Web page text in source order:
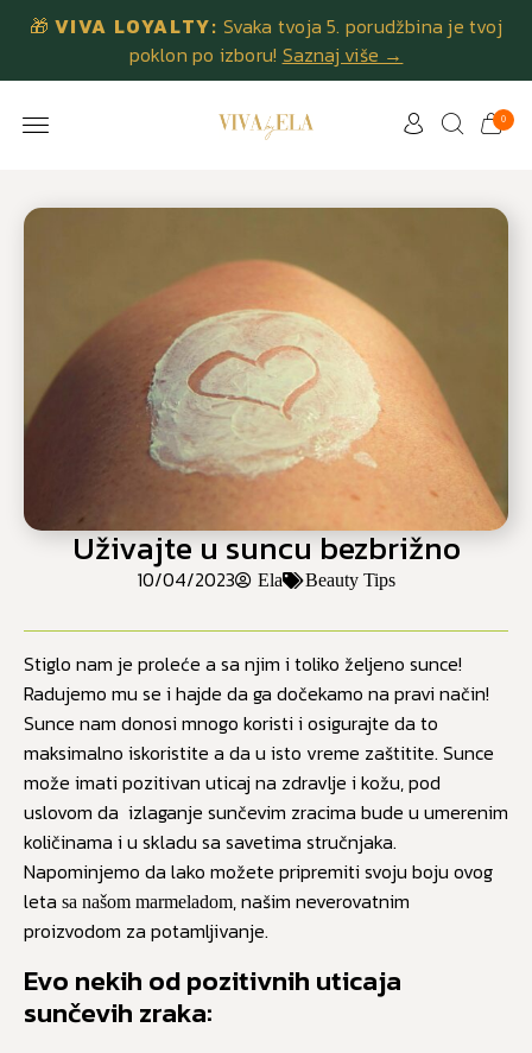
🎁 VIVA LOYALTY: Svaka tvoja 5. porudžbina je tvoj
poklon po izboru! Saznaj više →
0
Uživajte u suncu bezbrižno
10/04/2023 Ela Beauty Tips
Stiglo nam je proleće a sa njim i toliko željeno sunce!
Radujemo mu se i hajde da ga dočekamo na pravi način!
Sunce nam donosi mnogo koristi i osigurajte da to
maksimalno iskoristite a da u isto vreme zaštitite. Sunce
može imati pozitivan uticaj na zdravlje i kožu, pod
uslovom da izlaganje sunčevim zracima bude u umerenim
količinama i u skladu sa savetima stručnjaka.
Napominjemo da lako možete pripremiti svoju boju ovog
leta sa našom marmeladom, našim neverovatnim
proizvodom za potamljivanje.
Evo nekih od pozitivnih uticaja
sunčevih zraka: